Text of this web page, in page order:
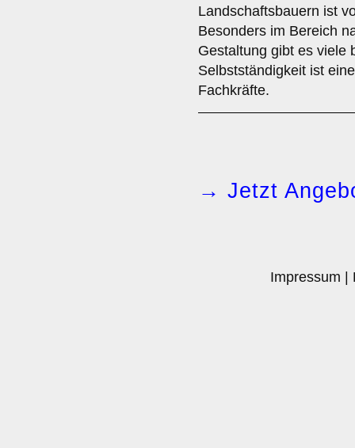
Landschaftsbauern ist
Besonders im Bereich
Gestaltung gibt es viele
Selbstständigkeit ist
Fachkräfte.
→ Jetzt
Impressum